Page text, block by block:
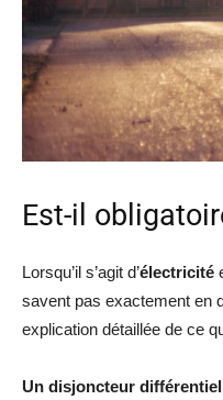
Est-il
Lorsqu’il s’agit d’électricité
savent pas exactement en
explication détaillée de ce
Un disjoncteur différentiel